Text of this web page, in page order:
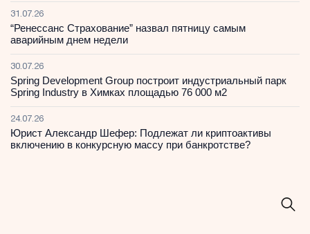
31.07.26
“Ренессанс Страхование” назвал пятницу самым
аварийным днем недели
30.07.26
Spring Development Group построит индустриальный парк
Spring Industry в Химках площадью 76 000 м2
24.07.26
Юрист Александр Шефер: Подлежат ли криптоактивы
включению в конкурсную массу при банкротстве?